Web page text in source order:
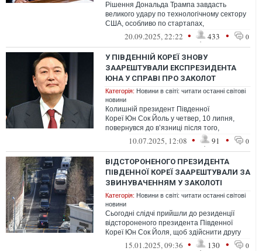
Рішення Дональда Трампа завдасть
великого удару по технологічному сектору
США, особливо по стартапах,
констатувало агентство Reuters
20.09.2025, 22:22 • 433 • 0
У ПІВДЕННІЙ КОРЕЇ ЗНОВУ
ЗААРЕШТУВАЛИ ЕКСПРЕЗИДЕНТА
ЮНА У СПРАВІ ПРО ЗАКОЛОТ
Категорія: Новини в світі: читати останні світові
новини
Колишній президент Південної
Кореї Юн Сок Йоль у четвер, 10 липня,
повернувся до в’язниці після того,
як прокурори отримали новий ордер
10.07.2025, 12:08 • 91 • 0
ВІДСТОРОНЕНОГО ПРЕЗИДЕНТА
ПІВДЕННОЇ КОРЕЇ ЗААРЕШТУВАЛИ ЗА
ЗВИНУВАЧЕННЯМ У ЗАКОЛОТІ
Категорія: Новини в світі: читати останні світові
новини
Сьогодні слідчі прийшли до резиденції
відстороненого президента Південної
Кореї Юн Сок Йоля, щоб здійснити другу
спробу його арешту. Цього разу правоо...
15.01.2025, 09:36 • 130 • 0